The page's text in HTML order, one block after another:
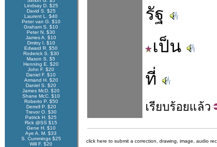
Lindsay D. $25
David S. $25
Laurent L. $40
Peter van G. $10
Graham S. $10
Peter N. $30
James A. $10
Dmitry I. $10
Edward R. $50
Roderick S. $30
Mason S. $5
Henning E. $20
John F. $20
Daniel F. $10
Armand H. $20
Daniel S. $20
James McD. $20
Shane McC. $10
Roberto P. $50
Derrell P. $20
Trevor O. $30
Patrick H. $25
Rick @SS $15
Gene H. $10
Aye A. M. $33
S. Cummings $25
Will F. $20
รัฐ
เป็น
ที่
เรียบร้อยแล้ว
click here to submit a correction, drawing, image, audio